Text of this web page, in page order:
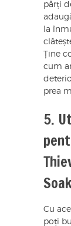
părți
la
Ține
cum
prea
5.
Cu
poți